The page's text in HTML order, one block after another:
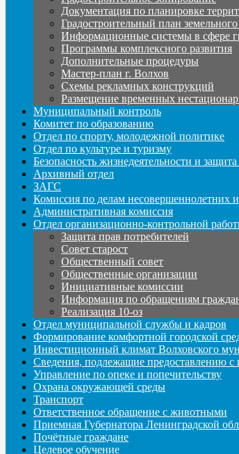
Документация по планировке
Градостроительный план земельного
Информационные системы в сфере
Программы комплексного развития
Дополнительные процедуры
Мастер-план г. Волхов
Схемы рекламных конструкций
Размещение временных
Муниципальный контроль
Комитет по образованию
Отдел по спорту, молодежной политике
Отдел по культуре и туризму
Безопасность жизнедеятельности и
Архивный отдел
ЗАГС
Комиссия по делам несовершеннолетних
Административная комиссия
Отдел организационно-контрольной
Защита прав потребителей
Совет старост
Общественный совет
Общественные организации
Инициативные комиссии
Информация по обращениям
Реализация 10-оз
Отдел муниципальной службы и кадров
Формирование комфортной городской
Инвестиционный климат Волховского
Сведения, подлежащие предоставлению с
Управление по опеке и попечительству
Охрана окружающей среды
Транспорт
Ответственное обращение с животными
Приемная Губернатора Ленинградской
Почётные граждане
Целевое обучение